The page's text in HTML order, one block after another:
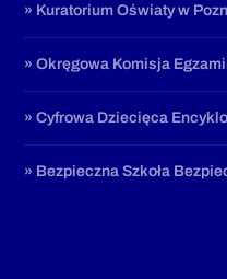
» Kuratorium Oświaty w
» Okręgowa Komisja
» Cyfrowa Dziecięca
» Bezpieczna Szkoła